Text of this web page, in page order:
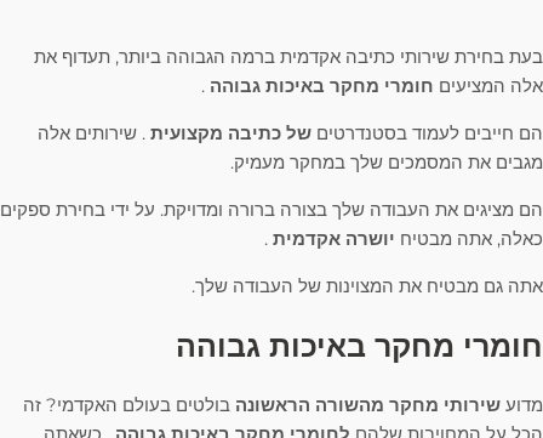
בעת בחירת שירותי כתיבה אקדמית ברמה הגבוהה ביותר, תעדוף את
אלה המציעים חומרי מחקר באיכות גבוהה .
הם חייבים לעמוד בסטנדרטים של כתיבה מקצועית . שירותים אלה
מגבים את המסמכים שלך במחקר מעמיק.
הם מציגים את העבודה שלך בצורה ברורה ומדויקת. על ידי בחירת ספקים
כאלה, אתה מבטיח יושרה אקדמית .
אתה גם מבטיח את המצוינות של העבודה שלך.
חומרי מחקר באיכות גבוהה
מדוע שירותי מחקר מהשורה הראשונה בולטים בעולם האקדמי? זה